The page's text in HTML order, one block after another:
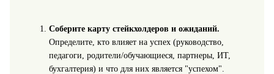
Соберите карту стейкхолдеров и ожиданий.
Определите, кто влияет на успех (руководство,
педагоги, родители/обучающиеся, партнеры, ИТ,
бухгалтерия) и что для них является "успехом".